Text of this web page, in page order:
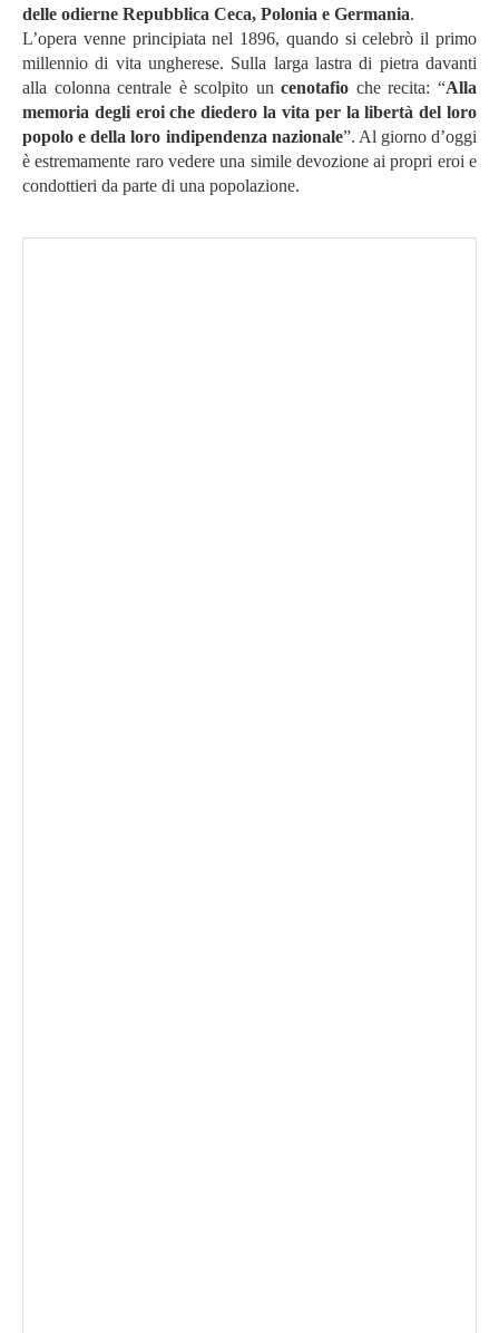
delle odierne Repubblica Ceca, Polonia e Germania.
L’opera venne principiata nel 1896, quando si celebrò il primo
millennio di vita ungherese. Sulla larga lastra di pietra davanti
alla colonna centrale è scolpito uncenotafio che recita: “Alla
memoria degli eroi che diedero la vita per la libertà del loro
popolo e della loro indipendenza nazionale”. Al giorno d’oggi
è estremamente raro vedere una simile devozione ai propri eroi e
condottieri da parte di una popolazione.